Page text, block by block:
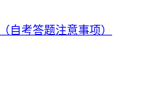
自考答题注意事项）